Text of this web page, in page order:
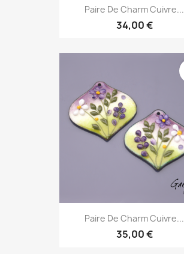
Paire De Charm Cuivre...
34,00 €
Paire De Charm Cuivre...
35,00 €